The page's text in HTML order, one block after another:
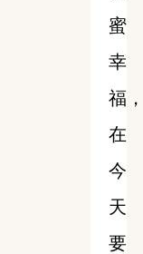
蜜
幸
福，
在
今
天
要